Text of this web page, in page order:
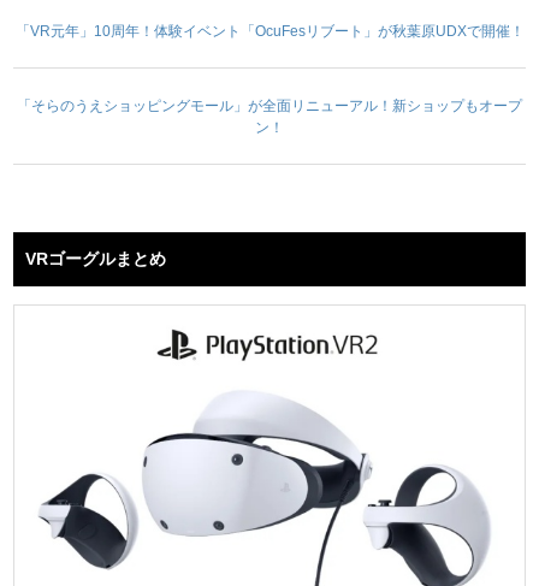
「VR元年」10周年！体験イベント「OcuFesリブート」が秋葉原UDXで開催！
「そらのうえショッピングモール」が全面リニューアル！新ショップもオープ
ン！
VRゴーグルまとめ